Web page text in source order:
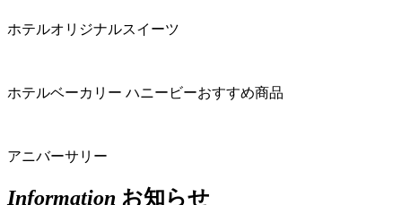
ホテルオリジナルスイーツ
ホテルベーカリー ハニービーおすすめ商品
アニバーサリー
Information お知らせ